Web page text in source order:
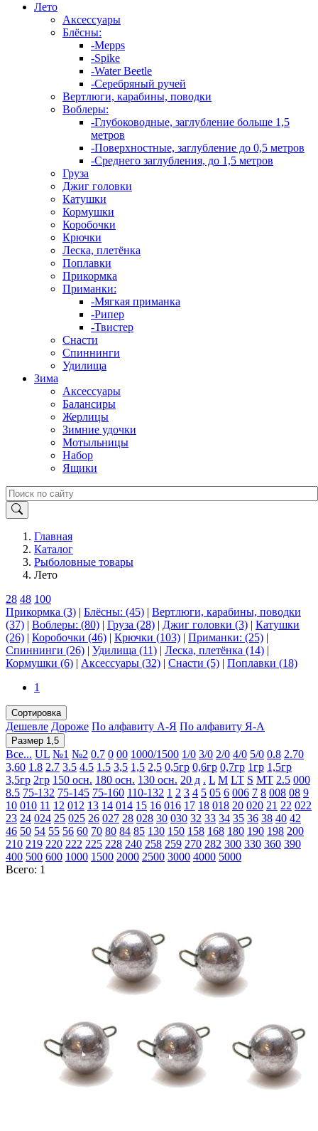
Лето
Аксессуары
Блёсны:
-Mepps
-Spike
-Water Beetle
-Серебряный ручей
Вертлюги, карабины, поводки
Воблеры:
-Глубоководные, заглубление больше 1,5
метров
-Поверхностные, заглубление до 0,5 метров
-Среднего заглубления, до 1,5 метров
Груза
Джиг головки
Катушки
Кормушки
Коробочки
Крючки
Леска, плетёнка
Поплавки
Прикормка
Приманки:
-Мягкая приманка
-Рипер
-Твистер
Снасти
Спиннинги
Удилища
Зима
Аксессуары
Балансиры
Жерлицы
Зимние удочки
Мотыльницы
Набор
Ящики
Главная
Каталог
Рыболовные товары
Лето
28 48 100
Прикормка (3) | Блёсны: (45) | Вертлюги, карабины, поводки
(37) | Воблеры: (80) | Груза (28) | Джиг головки (3) | Катушки
(26) | Коробочки (46) | Крючки (103) | Приманки: (25) |
Спиннинги (26) | Удилища (11) | Леска, плетёнка (14) |
Кормушки (6) | Аксессуары (32) | Снасти (5) | Поплавки (18)
1
Сортировка
Дешевле Дороже По алфавиту А-Я По алфавиту Я-А
Размер 1,5
Все... UL №1 №2 0.7 0 00 1000/1500 1/0 3/0 2/0 4/0 5/0 0.8 2.70
3,60 1.8 2.7 3.5 4.5 1.5 3,5 1,5 2,5 0,5гр 0,6гр 0,7гр 1гр 1,5гр
3,5гр 2гр 150 осн. 180 осн. 130 осн. 20 д . L M LT S MT 2.5 000
8.5 75-132 75-145 75-160 110-132 1 2 3 4 5 05 6 006 7 8 008 08 9
10 010 11 12 012 13 14 014 15 16 016 17 18 018 20 020 21 22 022
23 24 024 25 025 26 027 28 028 30 030 32 33 34 35 36 38 40 42
46 50 54 55 56 60 70 80 84 85 130 150 158 168 180 190 198 200
210 219 220 222 225 228 240 258 259 270 282 300 330 360 390
400 500 600 1000 1500 2000 2500 3000 4000 5000
Всего: 1